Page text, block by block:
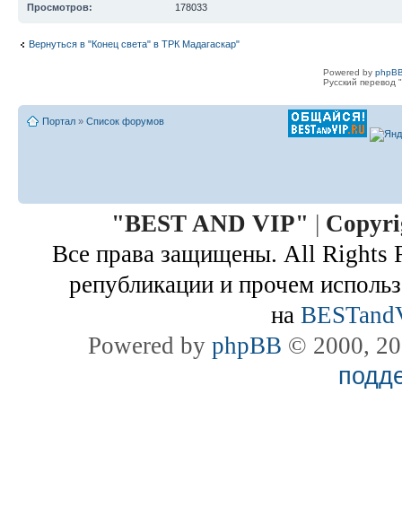
Просмотров:
178033
Вернуться в "Конец света" в ТРК Мадагаскар"
Powered by
Русский перевод
Портал » Список форумов
"BEST AND VIP" |
Все права защищены. All Rights
републикации и прочем
на
Powered by phpBB © 2000,